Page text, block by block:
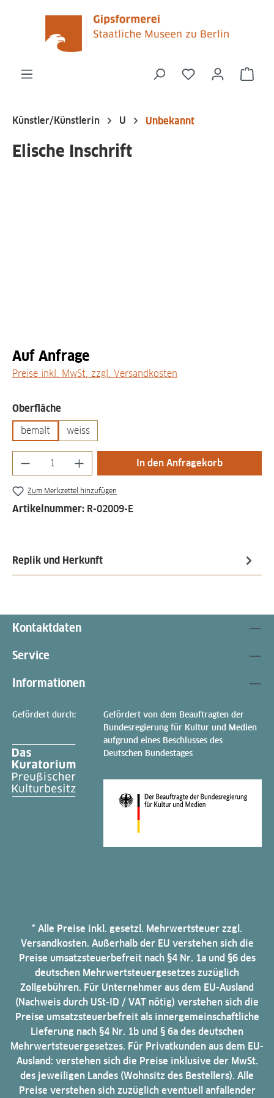
springen
Du hast 0
Künstler/Künstlerin U Unbekannt
Elische Inschrift
Auf Anfrage
Preise inkl. MwSt. zzgl. Versandkosten
Oberflächeauswählen
bemalt weiss
Produkt Anzahl: Gib den gewünschten
In den Anfragekorb
Zum Merkzettel hinzufügen
Artikelnummer: R-02009-E
Replik und Herkunft
Kontaktdaten
Service
Informationen
Gefördert durch:
Gefördert von dem Beauftragten der
Bundesregierung für Kultur und Medien
aufgrund eines Beschlusses des
Deutschen Bundestages
* Alle Preise inkl. gesetzl. Mehrwertsteuer zzgl.
Versandkosten. Außerhalb der EU verstehen sich die
Preise umsatzsteuerbefreit nach §4 Nr. 1a und §6 des
deutschen Mehrwertsteuergesetzes zuzüglich
Zollgebühren. Für Unternehmer aus dem EU-Ausland
(Nachweis durch USt-ID / VAT nötig) verstehen sich die
Preise umsatzsteuerbefreit als innergemeinschaftliche
Lieferung nach §4 Nr. 1b und § 6a des deutschen
Mehrwertsteuergesetzes. Für Privatkunden aus dem EU-
Ausland: verstehen sich die Preise inklusive der MwSt.
des jeweiligen Landes (Wohnsitz des Bestellers). Alle
Preise verstehen sich zuzüglich eventuell anfallender